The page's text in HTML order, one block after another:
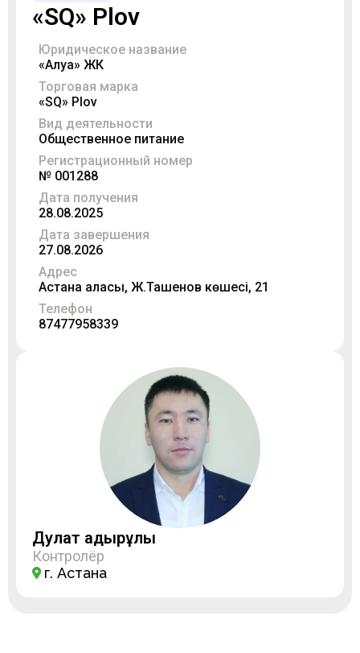
«SQ» Plov
Юридическое название
«Алуа» ЖК
Торговая марка
«SQ» Plov
Вид деятельности
Общественное питание
Регистрационный номер
№ 001288
Дата получения
28.08.2025
Дата завершения
27.08.2026
Адрес
Астана қаласы, Ж.Ташенов көшесі, 21
Телефон
87477958339
Дулат Қадырұлы
Контролёр
г. Астана